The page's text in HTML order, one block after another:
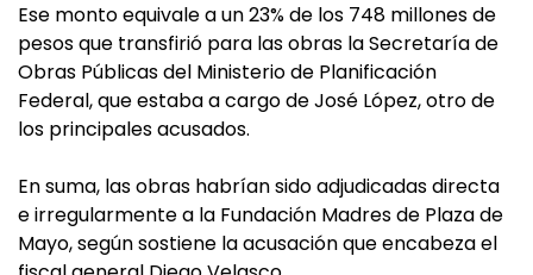
Ese monto equivale a un 23% de los 748 millones de
pesos que transfirió para las obras la Secretaría de
Obras Públicas del Ministerio de Planificación
Federal, que estaba a cargo de José López, otro de
los principales acusados.
En suma, las obras habrían sido adjudicadas directa
e irregularmente a la Fundación Madres de Plaza de
Mayo, según sostiene la acusación que encabeza el